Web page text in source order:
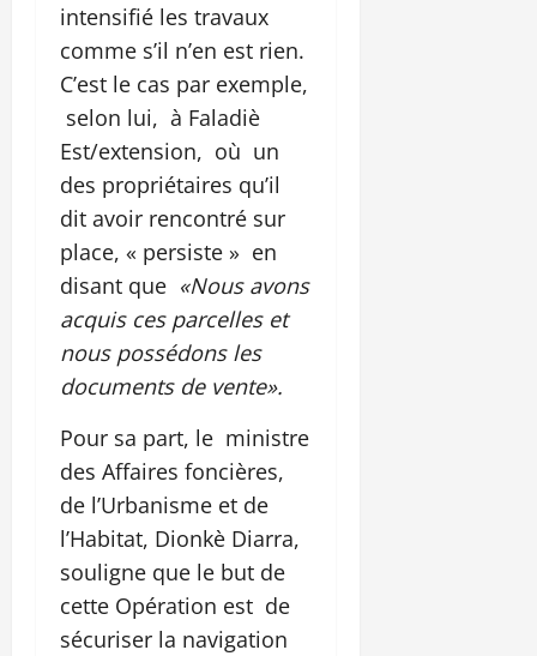
intensifié les travaux
comme s’il n’en est rien.
C’est le cas par exemple,
selon lui, à Faladiè
Est/extension, où un
des propriétaires qu’il
dit avoir rencontré sur
place, « persiste » en
disant que «Nous avons
acquis ces parcelles et
nous possédons les
documents de vente».
Pour sa part, le ministre
des Affaires foncières,
de l’Urbanisme et de
l’Habitat, Dionkè Diarra,
souligne que le but de
cette Opération est de
sécuriser la navigation